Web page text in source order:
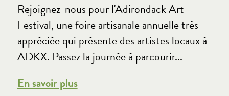
Rejoignez-nous pour l'Adirondack Art
Festival, une foire artisanale annuelle très
appréciée qui présente des artistes locaux à
ADKX. Passez la journée à parcourir...
En savoir plus